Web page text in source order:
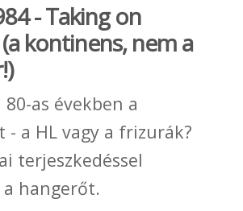
- Taking on
kontinens, nem a
as években a
- a HL vagy a frizurák?
terjeszkedéssel
hangerőt.